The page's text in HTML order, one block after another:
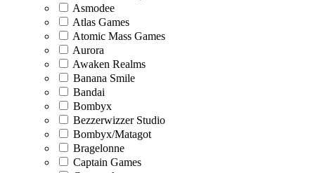
Asmodee
Atlas Games
Atomic Mass Games
Aurora
Awaken Realms
Banana Smile
Bandai
Bombyx
Bezzerwizzer Studio
Bombyx/Matagot
Bragelonne
Captain Games